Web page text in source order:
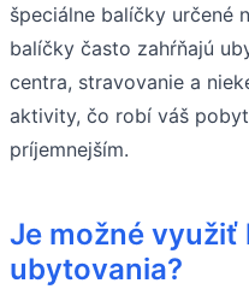
špeciálne balíčky určené
balíčky často zahŕňajú
centra, stravovanie a
aktivity, čo robí váš
príjemnejším.
Je možné využiť
ubytovania?